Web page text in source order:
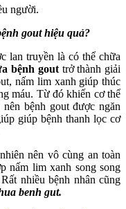
người.
gout hiệu quả?
lan truyền là có thể chữa
bệnh gouttrở thành giải
nấm lim xanh giúp thúc
máu. Từ đó khiến cơ thể
bệnh gout được ngăn
giúp bệnh thanh lọc cơ
nên vô cùng an toàn
nấm lim xanh song song
nhiều bệnh nhân cũng
benh gut.